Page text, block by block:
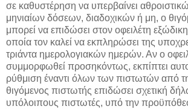
σε καθυστέρηση να υπερβαίνει
μηνιαίων δόσεων, διαδοχικών ή μη, ο
μπορεί να επιδώσει στον οφειλέτη
οποία τον καλεί να εκπληρώσει της
τριάντα ημερολογιακών ημερών. Αν ο
συμμορφωθεί προσηκόντως, εκπίπτει
ρύθμιση έναντι όλων των πιστωτών από
θιγόμενος πιστωτής επιδώσει σχετική
υπόλοιπους πιστωτές, υπό την